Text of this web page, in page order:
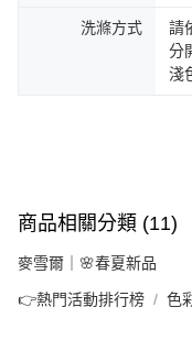
洗滌方式
請
分
淺
商品相關分類 (11)
麥雪爾｜🌸春夏新品
👉熱門活動排行榜 色